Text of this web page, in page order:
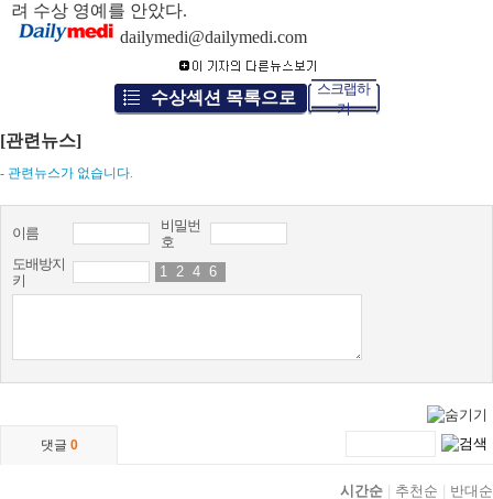
려 수상 영예를 안았다.
dailymedi@dailymedi.com
수상섹션 목록으로
스크랩하
기
[관련뉴스]
- 관련뉴스가 없습니다.